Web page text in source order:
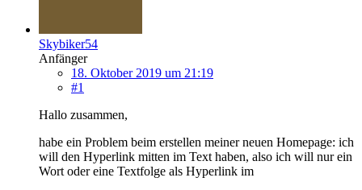
Skybiker54
Anfänger
18. Oktober 2019 um 21:19
#1
Hallo zusammen,
habe ein Problem beim erstellen meiner neuen Homepage: ich
will den Hyperlink mitten im Text haben, also ich will nur ein
Wort oder eine Textfolge als Hyperlink im